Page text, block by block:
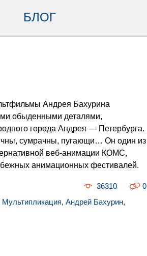
БЛОГ
Андрея Бахурина
обыденными деталями,
города Андрея — Петербурга.
сумрачны, пугающи… Он один из
веб-анимации КОМС,
анимационных фестивалей.
0
36310
Мультипликация, Андрей Бахурин,